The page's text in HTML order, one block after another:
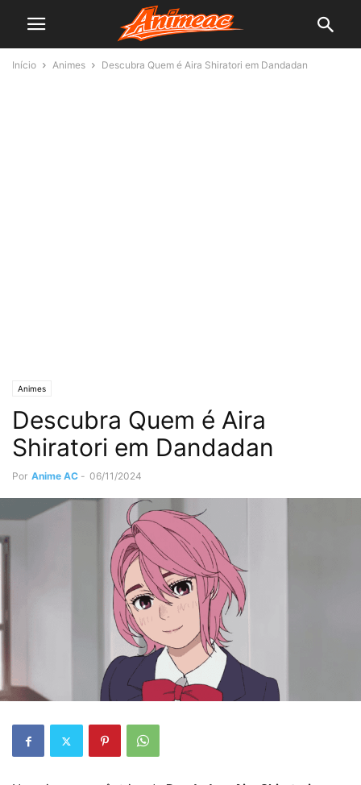
Início Animes Descubra Quem é Aira Shiratori em Dandadan
Animes
Descubra Quem é Aira
Shiratori em Dandadan
Por Anime AC - 06/11/2024